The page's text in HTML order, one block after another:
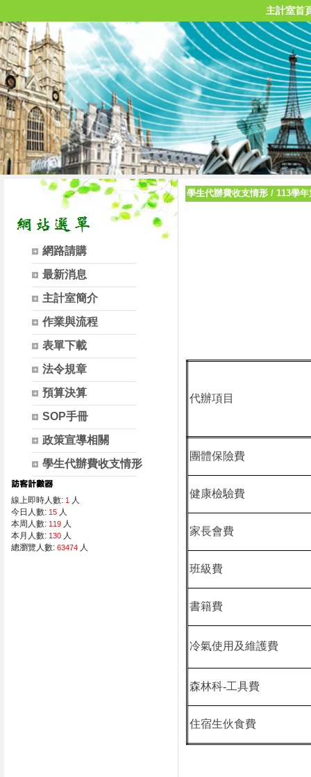
主計室首
網路請購
最新消息
主計室簡介
作業與流程
表單下載
法令規章
預算決算
SOP手冊
政策宣導相關
學生代辦費收支情形
線上即時人數: 1 人
今日人數: 15 人
本周人數: 119 人
本月人數: 130 人
總瀏覽人數: 63474 人
學生代辦費收支情形 / 113學
代辦項目
團體保險費
健康檢驗費
家長會費
班級費
書籍費
冷氣使用及維護費
森林科-工具費
住宿生伙食費